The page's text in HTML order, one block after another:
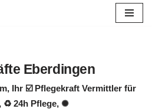
Eberdingen
Ihr ☑️ Pflegekraft Vermittler für
♻ 24h Pflege, ✺